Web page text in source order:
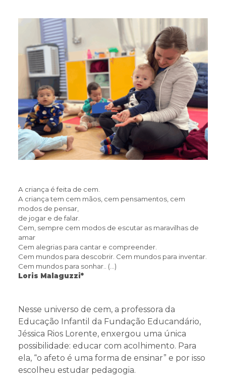
Projetos
Educa Jovem
Transparência
Blog
A criança é feita de cem.
A criança tem cem mãos, cem pensamentos, cem
modos de pensar,
de jogar e de falar.
Cem, sempre cem modos de escutar as maravilhas de
amar
Cem alegrias para cantar e compreender.
Cem mundos para descobrir. Cem mundos para inventar.
Cem mundos para sonhar.. (…)
Loris Malaguzzi*
Nesse universo de cem, a professora da
Educação Infantil da Fundação Educandário,
Jéssica Rios Lorente, enxergou uma única
possibilidade: educar com acolhimento. Para
ela, “o afeto é uma forma de ensinar” e por isso
escolheu estudar pedagogia.